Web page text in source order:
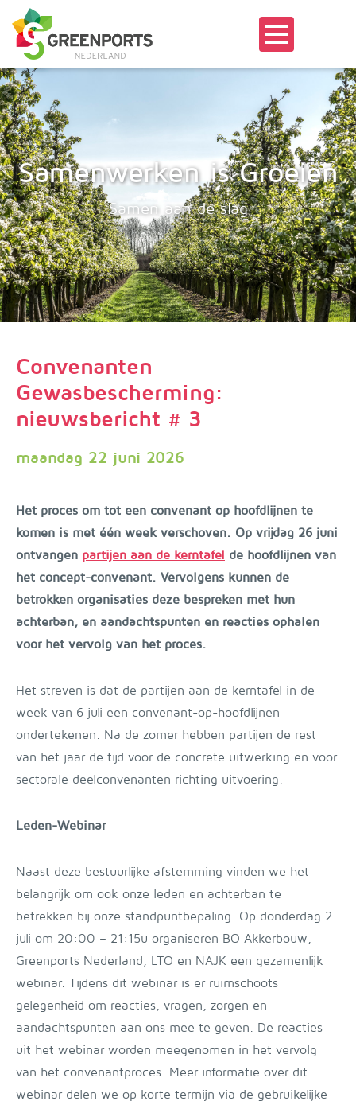
Samenwerken is Groeien
Samen aan de slag
Convenanten
Gewasbescherming:
nieuwsbericht # 3
maandag 22 juni 2026
Het proces om tot een convenant op hoofdlijnen te
komen is met één week verschoven. Op vrijdag 26 juni
ontvangen partijen aan de kerntafel de hoofdlijnen van
het concept-convenant. Vervolgens kunnen de
betrokken organisaties deze bespreken met hun
achterban, en aandachtspunten en reacties ophalen
voor het vervolg van het proces.
Het streven is dat de partijen aan de kerntafel in de
week van 6 juli een convenant-op-hoofdlijnen
ondertekenen. Na de zomer hebben partijen de rest
van het jaar de tijd voor de concrete uitwerking en voor
sectorale deelconvenanten richting uitvoering.
Leden-Webinar
Naast deze bestuurlijke afstemming vinden we het
belangrijk om ook onze leden en achterban te
betrekken bij onze standpuntbepaling. Op donderdag 2
juli om 20:00 – 21:15u organiseren BO Akkerbouw,
Greenports Nederland, LTO en NAJK een gezamenlijk
webinar. Tijdens dit webinar is er ruimschoots
gelegenheid om reacties, vragen, zorgen en
aandachtspunten aan ons mee te geven. De reacties
uit het webinar worden meegenomen in het vervolg
van het convenantproces. Meer informatie over dit
webinar delen we op korte termijn via de gebruikelijke